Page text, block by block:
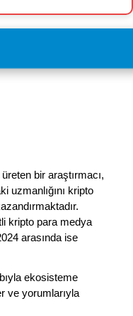
bir araştırmacı,
uzmanlığını kripto
kripto para medya
arasında ise
ekosisteme
ve yorumlarıyla